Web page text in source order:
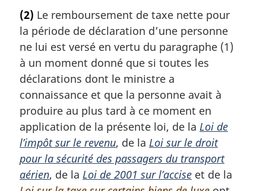
t
e
m
a
g
i
n
a
l
e
:
(2) Le remboursement de taxe nette pour
la période de déclaration d’une personne
ne lui est versé en vertu du paragraphe (1)
à un moment donné que si toutes les
déclarations dont le ministre a
connaissance et que la personne avait à
produire au plus tard à ce moment en
application de la présente loi, de la Loi de
l’impôt sur le revenu, de la Loi sur le droit
pour la sécurité des passagers du transport
aérien, de la Loi de 2001 sur l’accise et de la